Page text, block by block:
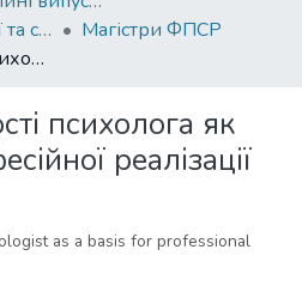
Факультет психології та соціальної роботи
Магістри ФПСР
Особистісні якості психолога як підгрунтя професійної реалізації
психолога як
реалізації
as a basis for professional